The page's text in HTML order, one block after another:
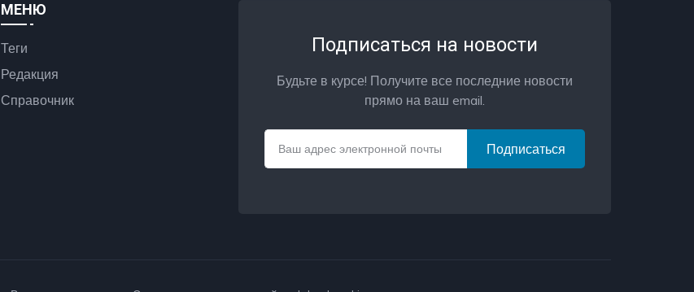
МЕНЮ
Теги
Редакция
Справочник
Подписаться на новости
Будьте в курсе! Получите все последние новости
прямо на ваш email.
Подписаться